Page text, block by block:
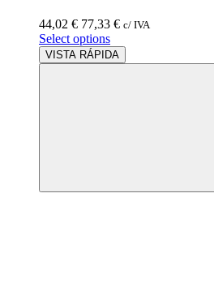
44,02 € 77,33 € c/ IVA
Select options
VISTA RÁPIDA